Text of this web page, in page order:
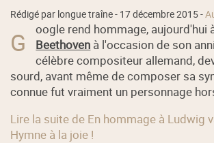
Rédigé par longue traîne - 17 décembre 2015-
G oogle rend hommage, aujourd'hui
Beethoven à l'occasion de son
célèbre compositeur allemand,
sourd, avant même de composer sa
connue fut vraiment un personnage
Lire la suite de En hommage à Ludwig
Hymne à la joie !